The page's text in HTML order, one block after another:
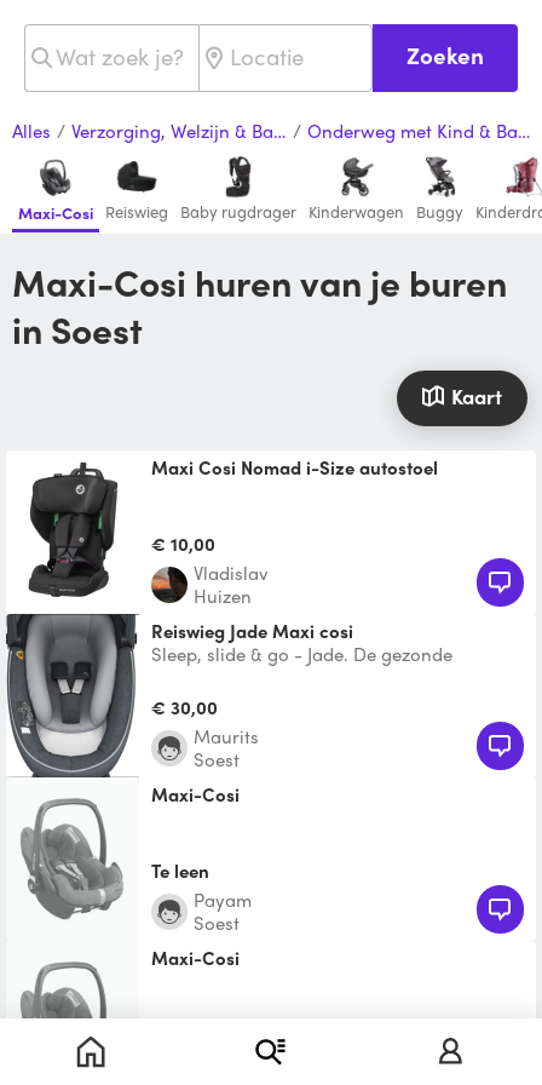
Zoeken
Alles / Verzorging, Welzijn & Baby / Onderweg met Kind & Baby
Maxi-Cosi Reiswieg Baby rugdrager Kinderwagen Buggy
Maxi-Cosi huren van je buren
in Soest
Kaart
Maxi Cosi Nomad i-Size autostoel
€ 10,00
Vladislav
Huizen
Reiswieg Jade Maxi cosi
Sleep, slide & go - Jade. De gezonde
Vanaf de geboorte to
€ 30,00
Maurits
Soest
Maxi-Cosi
Te leen
Payam
Soest
Maxi-Cosi